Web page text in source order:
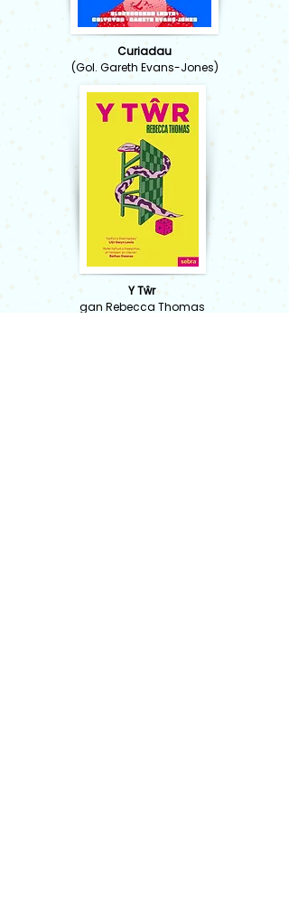
Curiadau
(Gol. Gareth Evans-Jones)
Y Tŵr
gan Rebecca Thomas